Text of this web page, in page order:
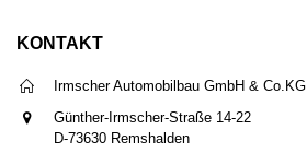
KONTAKT
Irmscher Automobilbau GmbH & Co.KG
Günther-Irmscher-Straße 14-22
D-73630 Remshalden